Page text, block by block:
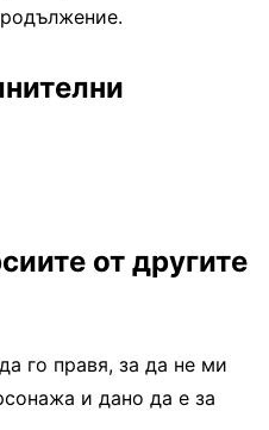
от другите
го правя, за да не ми
и дано да е за